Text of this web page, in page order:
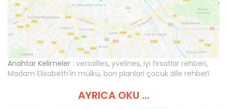
Anahtar Kelimeler : versailles, yvelines, iyi fırsatlar rehberi,
Madam Elisabeth'in mülkü, bon planlari çocuk ai̇le rehberi̇
AYRICA OKU ...